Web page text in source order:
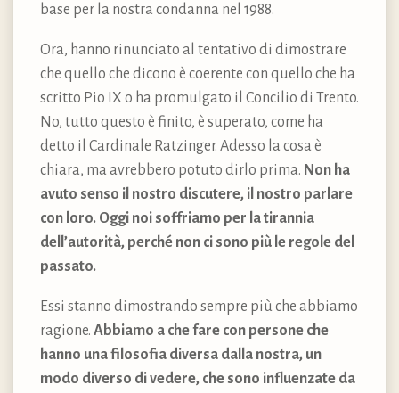
base per la nostra condanna nel 1988.
Ora, hanno rinunciato al tentativo di dimostrare
che quello che dicono è coerente con quello che ha
scritto Pio IX o ha promulgato il Concilio di Trento.
No, tutto questo è finito, è superato, come ha
detto il Cardinale Ratzinger. Adesso la cosa è
chiara, ma avrebbero potuto dirlo prima. Non ha
avuto senso il nostro discutere, il nostro parlare
con loro. Oggi noi soffriamo per la tirannia
dell’autorità, perché non ci sono più le regole del
passato.
Essi stanno dimostrando sempre più che abbiamo
ragione. Abbiamo a che fare con persone che
hanno una filosofia diversa dalla nostra, un
modo diverso di vedere, che sono influenzate da